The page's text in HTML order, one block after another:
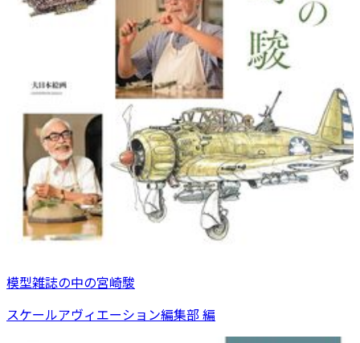
模型雑誌の中の宮崎駿
スケールアヴィエーション編集部 編